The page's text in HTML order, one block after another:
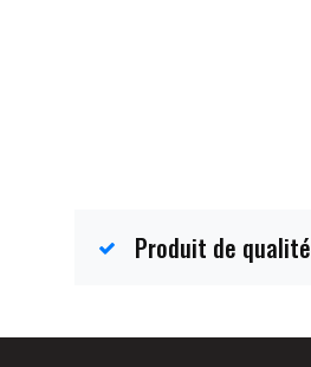
Produit de qualité